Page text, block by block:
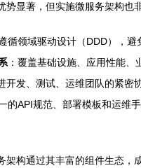
势显著，但实施微服务架构也
循领域驱动设计（DDD），避
：覆盖基础设施、应用性能、
开发、测试、运维团队的紧密
的API规范、部署模板和运维
架构通过其丰富的组件生态，